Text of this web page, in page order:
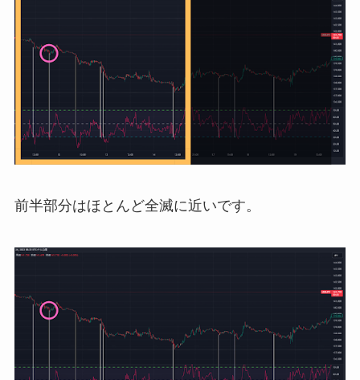
前半部分はほとんど全滅に近いです。